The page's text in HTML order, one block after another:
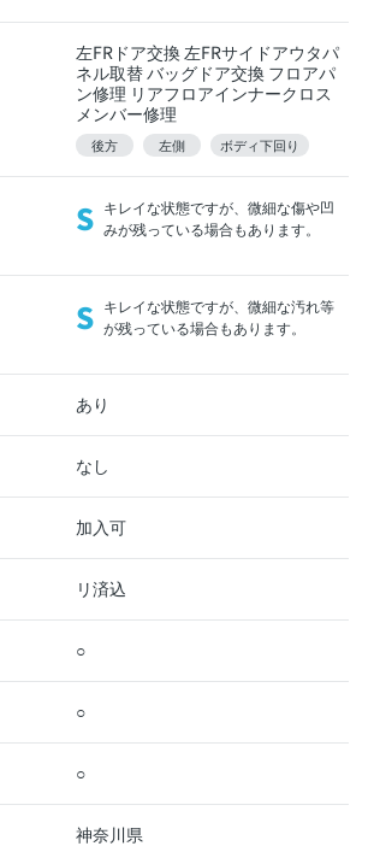
左FRドア交換 左FRサイドアウタパ
ネル取替 バッグドア交換 フロアパ
ン修理 リアフロアインナークロス
メンバー修理
後方 左側 ボディ下回り
S キレイな状態ですが、微細な傷や凹
みが残っている場合もあります。
S キレイな状態ですが、微細な汚れ等
が残っている場合もあります。
あり
なし
加入可
リ済込
○
○
○
神奈川県